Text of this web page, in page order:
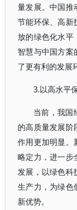
量发展。中国推
节能环保、高新
放的绿色化水平
智慧与中国方案
了更有利的发展
3.以高水平
当前，我国
的高质量发展阶
作用更加明显。
略定力，进一步
发展，以绿色科
生产力，为绿色
新优势。